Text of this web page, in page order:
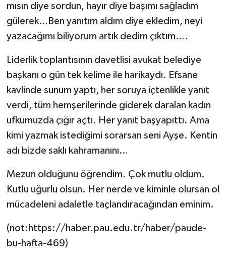
mısın diye sordun, hayır diye başımı sağladım
gülerek…Ben yanıtım aldım diye ekledim, neyi
yazacağımı biliyorum artık dedim çıktım….
Liderlik toplantısının davetlisi avukat belediye
başkanı o gün tek kelime ile harikaydı. Efsane
kavlinde sunum yaptı, her soruya içtenlikle yanıt
verdi, tüm hemşerilerinde giderek daralan kadın
ufkumuzda çığır açtı. Her yanıt başyapıttı. Ama
kimi yazmak istediğimi sorarsan seni Ayşe. Kentin
adı bizde saklı kahramanını…
Mezun olduğunu öğrendim. Çok mutlu oldum.
Kutlu uğurlu olsun. Her nerde ve kiminle olursan ol
mücadeleni adaletle taçlandıracağından eminim.
(not:https://haber.pau.edu.tr/haber/paude-
bu-hafta-469)